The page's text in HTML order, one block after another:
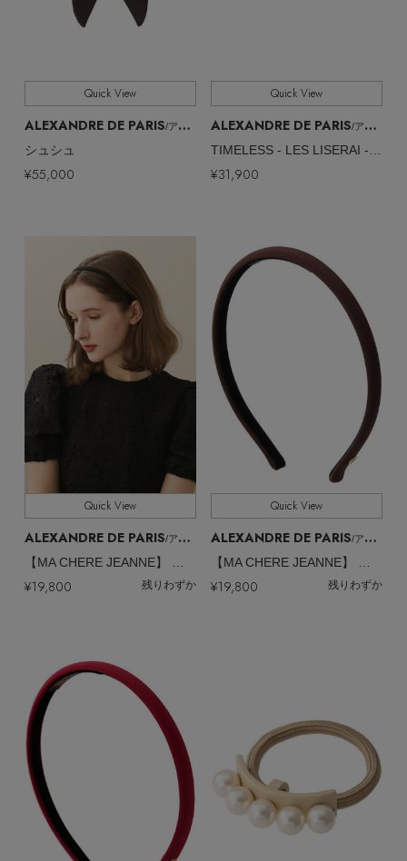
Quick View
ALEXANDRE DE PARIS/アレクサンドル ドゥ パリ
シュシュ
¥55,000
Quick View
ALEXANDRE DE PARIS/アレクサンドル ドゥ パリ
¥31,900
Quick View
ALEXANDRE DE PARIS/アレクサンドル ドゥ パリ
【MA CHERE JEANNE】 マシェール ジャンヌ カチューシャ
¥19,800 残りわずか
Quick View
ALEXANDRE DE PARIS/アレクサンドル ドゥ パリ
【MA CHERE JEANNE】 マシェール ジャンヌ カチューシャ
¥19,800 残りわずか